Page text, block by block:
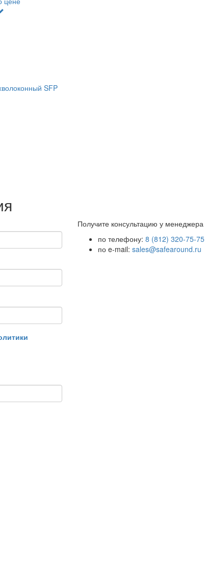
SFP
Получите консультацию у менеджера
по телефону: 8 (812) 320-75-75
по e-mail: sales@safearound.ru